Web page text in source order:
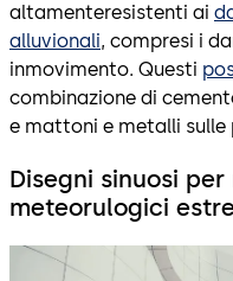
altamenteresistenti ai
alluvionali, compresi i
inmovimento. Questi
combinazione di
e mattoni e metalli
Disegni sinuosi
meteorulogici